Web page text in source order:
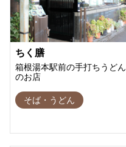
ちく膳
箱根湯本駅前の手打ちうどん
のお店
そば・うどん